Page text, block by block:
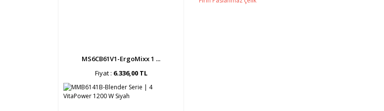
MS6CB61V1-ErgoMixx 1 ...
Fiyat : 6.336,00 TL